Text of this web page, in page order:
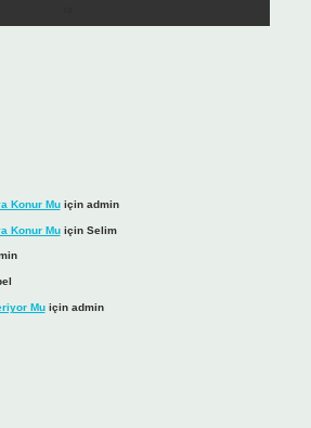
Konur Muiçin admin
Konur Muiçin Selim
Muiçin admin